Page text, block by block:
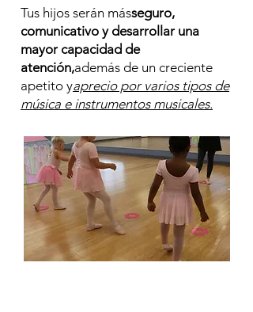
Tus hijos serán másseguro,
comunicativo y desarrollar una
mayor capacidad de
atención,además de un creciente
apetito yaprecio por varios tipos de
música e instrumentos musicales.